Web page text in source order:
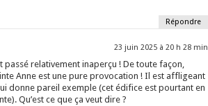
Répondre
23 juin 2025 à 20 h 28 min
relativement inaperçu ! De toute façon,
Anne est une pure provocation ! Il est affligeant
donne pareil exemple (cet édifice est pourtant en
Qu’est ce que ça veut dire ?